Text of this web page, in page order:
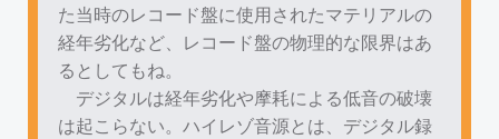
た当時のレコード盤に使用されたマテリアルの
経年劣化など、レコード盤の物理的な限界はあ
るとしてもね。
デジタルは経年劣化や摩耗による低音の破壊
は起こらない。ハイレゾ音源とは、デジタル録